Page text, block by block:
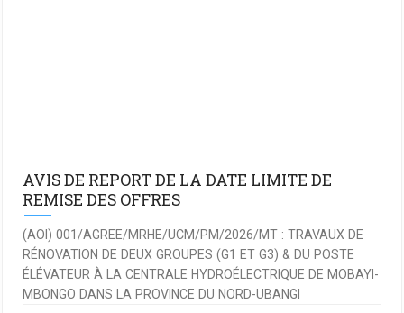
AVIS DE REPORT DE LA DATE LIMITE DE
REMISE DES OFFRES
(AOI) 001/AGREE/MRHE/UCM/PM/2026/MT : TRAVAUX DE
RÉNOVATION DE DEUX GROUPES (G1 ET G3) & DU POSTE
ÉLÉVATEUR À LA CENTRALE HYDROÉLECTRIQUE DE MOBAYI-
MBONGO DANS LA PROVINCE DU NORD-UBANGI